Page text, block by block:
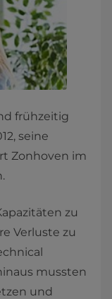
frühzeitig
seine
Zonhoven im
zu
Verluste zu
mussten
und